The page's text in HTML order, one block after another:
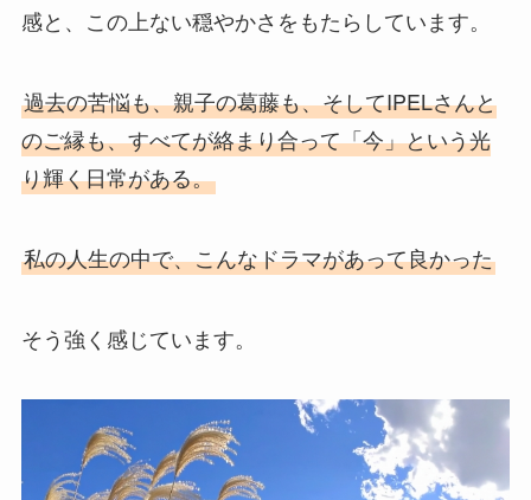
感と、この上ない穏やかさをもたらしています。
過去の苦悩も、親子の葛藤も、そしてIPELさんと
のご縁も、すべてが絡まり合って「今」という光
り輝く日常がある。
私の人生の中で、こんなドラマがあって良かった
そう強く感じています。